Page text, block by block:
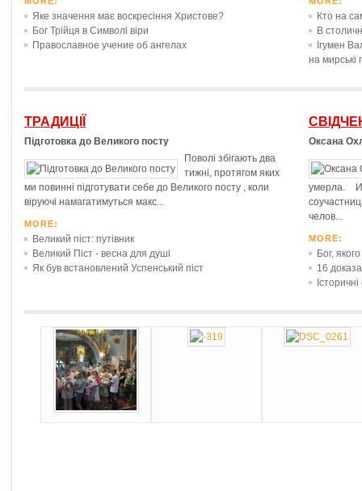
Яке значення має воскресіння Христове?
Бог Трійця в Символі віри
Православное учение об ангелах
Кто на
В
Ігумен
на мирські
ТРАДИЦІЇ
Підготовка до Великого посту
Поволі збігають два
тижні, протягом яких
ми повинні підготувати себе до Великого посту , коли
віруючі намагатимуться макс...
MORE:
Великий піст: путівник
Великий Піст - весна для душі
Як був встановлений Успенський піст
Оксана
умерла.
челов...
MORE:
Бог,
16